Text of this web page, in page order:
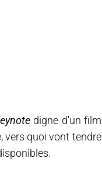
digne d'un film
vers quoi vont tendre